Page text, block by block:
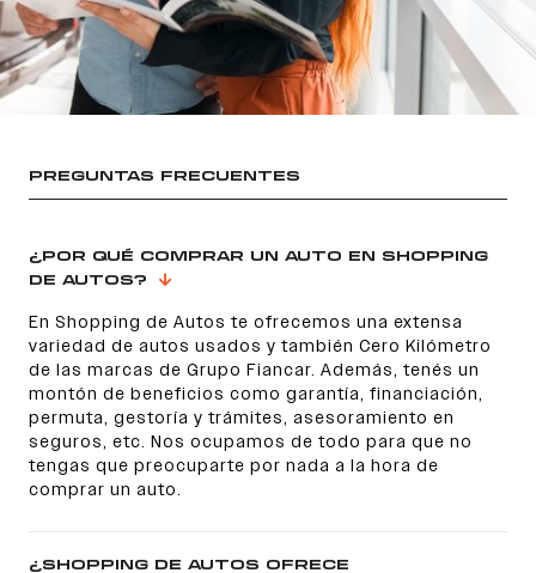
PREGUNTAS FRECUENTES
¿POR QUÉ COMPRAR UN AUTO EN SHOPPING
DE AUTOS?
En Shopping de Autos te ofrecemos una extensa
variedad de autos usados y también Cero Kilómetro
de las marcas de Grupo Fiancar. Además, tenés un
montón de beneficios como garantía, financiación,
permuta, gestoría y trámites, asesoramiento en
seguros, etc. Nos ocupamos de todo para que no
tengas que preocuparte por nada a la hora de
comprar un auto.
¿SHOPPING DE AUTOS OFRECE